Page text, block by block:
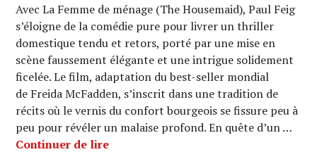
Avec La Femme de ménage (The Housemaid), Paul Feig
s’éloigne de la comédie pure pour livrer un thriller
domestique tendu et retors, porté par une mise en
scène faussement élégante et une intrigue solidement
ficelée. Le film, adaptation du best-seller mondial
de Freida McFadden, s’inscrit dans une tradition de
récits où le vernis du confort bourgeois se fissure peu à
peu pour révéler un malaise profond. En quête d’un …
Continuer de lireCINEMA : « The Housemaid » (La